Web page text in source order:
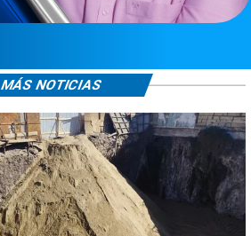
MÁS NOTICIAS